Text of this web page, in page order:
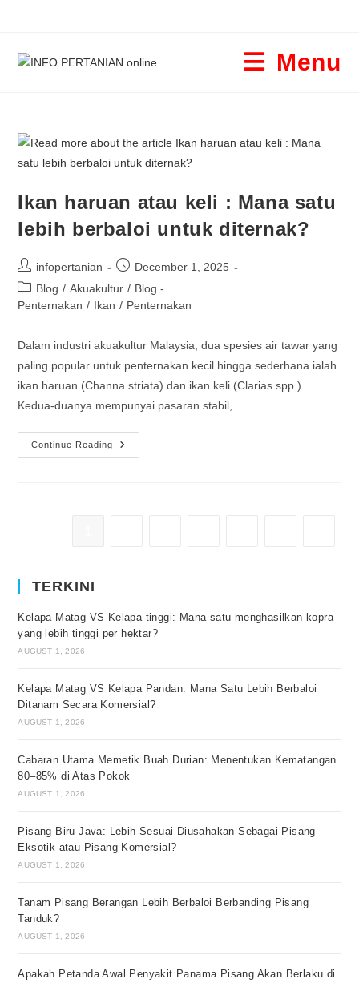
Menu
Ikan haruan atau keli : Mana satu
lebih berbaloi untuk diternak?
infopertanian
December 1, 2025
Blog / Akuakultur / Blog -
Penternakan / Ikan / Penternakan
Dalam industri akuakultur Malaysia, dua spesies air tawar yang
paling popular untuk penternakan kecil hingga sederhana ialah
ikan haruan (Channa striata) dan ikan keli (Clarias spp.).
Kedua-duanya mempunyai pasaran stabil,…
Continue Reading
TERKINI
Kelapa Matag VS Kelapa tinggi: Mana satu menghasilkan kopra
yang lebih tinggi per hektar?
AUGUST 1, 2026
Kelapa Matag VS Kelapa Pandan: Mana Satu Lebih Berbaloi
Ditanam Secara Komersial?
AUGUST 1, 2026
Cabaran Utama Memetik Buah Durian: Menentukan Kematangan
80–85% di Atas Pokok
AUGUST 1, 2026
Pisang Biru Java: Lebih Sesuai Diusahakan Sebagai Pisang
Eksotik atau Pisang Komersial?
AUGUST 1, 2026
Tanam Pisang Berangan Lebih Berbaloi Berbanding Pisang
Tanduk?
AUGUST 1, 2026
Apakah Petanda Awal Penyakit Panama Pisang Akan Berlaku di